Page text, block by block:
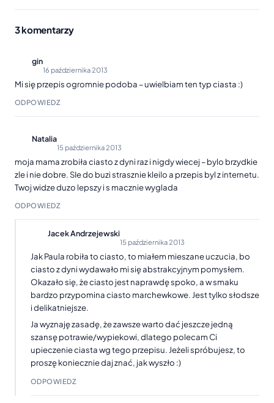
3 komentarzy
gin
16 października 2013
Mi się przepis ogromnie podoba – uwielbiam ten typ ciasta :)
ODPOWIEDZ
Natalia
15 października 2013
moja mama zrobiła ciasto z dyni raz i nigdy wiecej – bylo brzydkie
zle i nie dobre. SIe do buzi strasznie kleilo a przepis byl z internetu.
Twoj widze duzo lepszy i s macznie wyglada
ODPOWIEDZ
Jacek Andrzejewski
15 października 2013
Jak Paula robiła to ciasto, to miałem mieszane uczucia, bo
ciasto z dyni wydawało mi się abstrakcyjnym pomysłem.
Okazało się, że ciasto jest naprawdę spoko, a w smaku
bardzo przypomina ciasto marchewkowe. Jest tylko słodsze
i delikatniejsze.
Ja wyznaję zasadę, że zawsze warto dać jeszcze jedną
szansę potrawie/wypiekowi, dlatego polecam Ci
upieczenie ciasta wg tego przepisu. Jeżeli spróbujesz, to
proszę koniecznie daj znać, jak wyszło :)
ODPOWIEDZ